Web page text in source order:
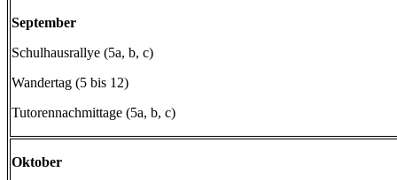
September
Schulhausrallye (5a, b, c)
Wandertag (5 bis 12)
Tutorennachmittage (5a, b, c)
Oktober